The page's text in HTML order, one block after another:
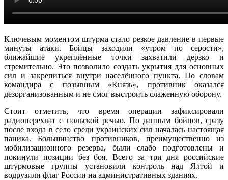
Ключевым моментом штурма стало резкое давление в первые
минуты атаки. Бойцы заходили «утром по серости»,
ближайшие укреплённые точки захватили дерзко и
стремительно. Это позволило создать укрытия для основных
сил и закрепиться внутри населённого пункта. По словам
командира с позывным «Князь», противник оказался
дезорганизованным и не смог выстроить слаженную оборону.
Стоит отметить, что время операции зафиксировали
радиоперехват с польской речью. По данным бойцов, сразу
после входа в село среди украинских сил началась настоящая
паника. Большинство противников, преимущественно из
мобилизационного резерва, были слабо подготовлены и
покинули позиции без боя. Всего за три дня российские
штурмовые группы установили контроль над Ялтой и
водрузили флаг России на административных зданиях.